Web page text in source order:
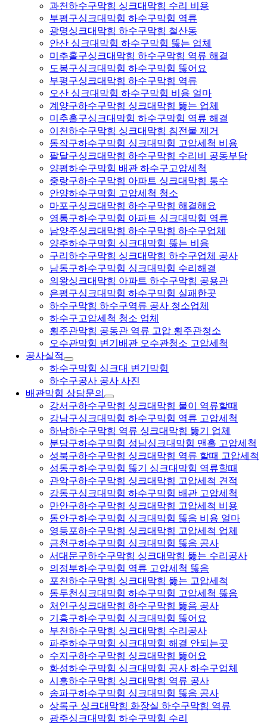
과천하수구막힘 싱크대막힘 수리 비용
부평구싱크대막힘 하수구막힘 역류
광명싱크대막힘 하수구막힘 철산동
안산 싱크대막힘 하수구막힘 뚫는 업체
미추홀구싱크대막힘 하수구막힘 역류 해결
도봉구싱크대막힘 하수구막힘 뚫어요
부평구싱크대막힘 하수구막힘 역류
오산 싱크대막힘 하수구막힘 비용 얼마
계양구하수구막힘 싱크대막힘 뚫는 업체
미추홀구싱크대막힘 하수구막힘 역류 해결
이천하수구막힘 싱크대막힘 침전물 제거
동작구하수구막힘 싱크대막힘 고압세척 비용
팔달구싱크대막힘 하수구막힘 수리비 공동부담
양평하수구막힘 배관 하수구고압세척
중랑구하수구막힘 아파트 싱크대막힘 통수
안양하수구막힘 고압세척 청소
마포구싱크대막힘 하수구막힘 해결해요
영통구하수구막힘 아파트 싱크대막힘 역류
남양주싱크대막힘 하수구막힘 하수구업체
양주하수구막힘 싱크대막힘 뚫는 비용
구리하수구막힘 싱크대막힘 하수구업체 공사
남동구하수구막힘 싱크대막힘 수리해결
의왕싱크대막힘 아파트 하수구막힘 공용관
은평구싱크대막힘 하수구막힘 실패한곳
하수구막힘 하수구역류 공사 청소업체
하수구고압세척 청소 업체
횡주관막힘 공동관 역류 고압 횡주관청소
오수관막힘 변기배관 오수관청소 고압세척
공사실적
하수구막힘 싱크대 변기막힘
하수구공사 공사 사진
배관막힘 상담문의
강서구하수구막힘 싱크대막힘 물이 역류할때
강남구싱크대막힘 하수구막힘 역류 고압세척
하남하수구막힘 역류 싱크대막힘 뚫기 업체
분당구하수구막힘 성남싱크대막힘 맨홀 고압세척
성북구하수구막힘 싱크대막힘 역류 할때 고압세척
성동구하수구막힘 뚫기 싱크대막힘 역류할때
관악구하수구막힘 싱크대막힘 고압세척 견적
강동구싱크대막힘 하수구막힘 배관 고압세척
만안구하수구막힘 싱크대막힘 고압세척 비용
동안구하수구막힘 싱크대막힘 뚫음 비용 얼마
영등포하수구막힘 싱크대막힘 고압세척 업체
금천구하수구막힘 싱크대막힘 뚫음 공사
서대문구하수구막힘 싱크대막힘 뚫는 수리공사
의정부하수구막힘 역류 고압세척 뚫음
포천하수구막힘 싱크대막힘 뚫는 고압세척
동두천싱크대막힘 하수구막힘 고압세척 뚫음
처인구싱크대막힘 하수구막힘 뚫음 공사
기흥구하수구막힘 싱크대막힘 뚫어요
부천하수구막힘 싱크대막힘 수리공사
파주하수구막힘 싱크대막힘 해결 안되는곳
수지구하수구막힘 싱크대막힘 뚫어요
화성하수구막힘 싱크대막힘 공사 하수구업체
시흥하수구막힘 싱크대막힘 역류 공사
송파구하수구막힘 싱크대막힘 뚫음 공사
상록구 싱크대막힘 화장실 하수구막힘 역류
광주싱크대막힘 하수구막힘 수리